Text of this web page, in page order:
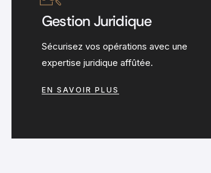
Gestion Juridique
Sécurisez vos opérations avec une
expertise juridique affûtée.
EN SAVOIR PLUS